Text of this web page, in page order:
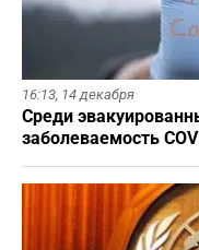
16:13, 14 декабря
Среди
заболеваемость